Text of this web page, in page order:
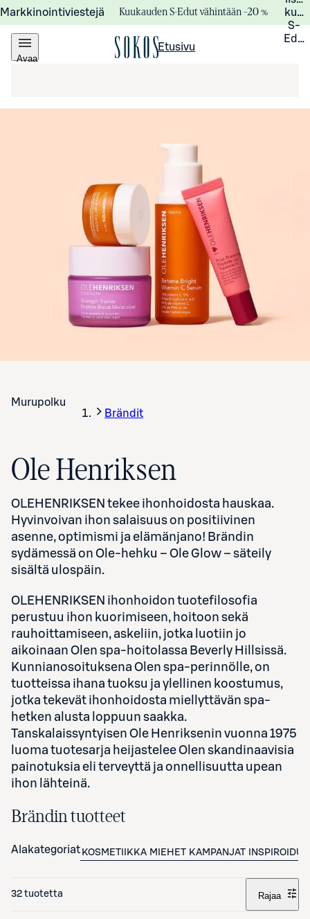
Markkinointiviestejä Kuukauden S-Edut vähintään –20 %
S-
Avaa
Etusivu
Murupolku
Brändit
Ole Henriksen
OLEHENRIKSEN tekee ihonhoidosta hauskaa.
Hyvinvoivan ihon salaisuus on positiivinen
asenne, optimismi ja elämänjano! Brändin
sydämessä on Ole-hehku – Ole Glow – säteily
sisältä ulospäin.
OLEHENRIKSEN ihonhoidon tuotefilosofia
perustuu ihon kuorimiseen, hoitoon sekä
rauhoittamiseen, askeliin, jotka luotiin jo
aikoinaan Olen spa-hoitolassa Beverly Hillsissä.
Kunnianosoituksena Olen spa-perinnölle, on
tuotteissa ihana tuoksu ja ylellinen koostumus,
jotka tekevät ihonhoidosta miellyttävän spa-
hetken alusta loppuun saakka.
Tanskalaissyntyisen Ole Henriksenin vuonna 1975
luoma tuotesarja heijastelee Olen skandinaavisia
painotuksia eli terveyttä ja onnellisuutta upean
ihon lähteinä.
Brändin tuotteet
Alakategoriat KOSMETIIKKA MIEHET KAMPANJAT INSPIROIDU
32 tuotetta Rajaa